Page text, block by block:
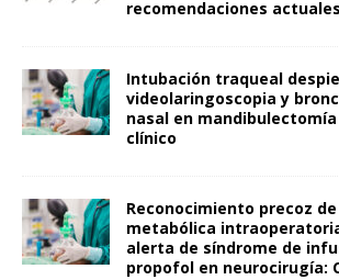
recomendaciones actuales
Intubación traqueal
videolaringoscopia y
nasal en
clínico
Reconocimiento precoz
metabólica
alerta de síndrome de
propofol en neurocirugía: